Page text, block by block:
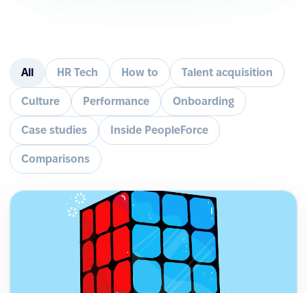
All HR Tech How to Talent acquisition
Culture Performance Onboarding
Case studies Inside PeopleForce
Comparisons